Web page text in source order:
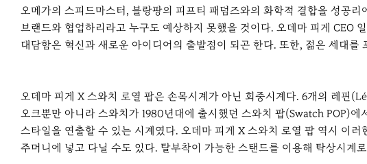
오메가의 스피드마스터, 블랑팡의 피프티 패덤즈와의 화학적 결합을 성공
브랜드와 협업하리라고 누구도 예상하지 못했을 것이다. 오데마 피게 CEO
대담함은 혁신과 새로운 아이디어의 출발점이 되곤 한다. 또한, 젊은 세대
오데마 피게 X 스와치 로열 팝은 손목시계가 아닌 회중시계다. 6개의 레핀
오크뿐만 아니라 스와치가 1980년대에 출시했던 스와치 팝(Swatch POP)
스타일을 연출할 수 있는 시계였다. 오데마 피게 X 스와치 로열 팝 역시 이
주머니에 넣고 다닐 수도 있다. 탈부착이 가능한 스탠드를 이용해 탁상시계